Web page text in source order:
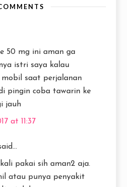
50 mg ini aman ga
istri saya kalau
saat perjalanan
pingin coba tawarin ke
jauh
at 11:37
pakai sih aman2 aja.
atau punya penyakit